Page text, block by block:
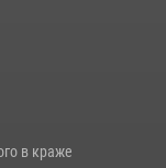
в краже